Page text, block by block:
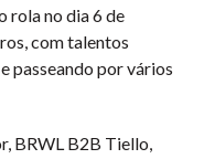
rola no dia 6 de
com talentos
passeando por vários
BRWL B2B Tiello,